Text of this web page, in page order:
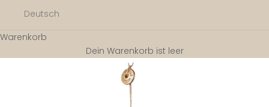
Deutsch
Warenkorb
Dein Warenkorb ist leer